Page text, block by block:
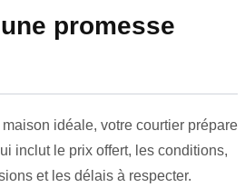
promesse
idéale, votre courtier prépare
inclut le prix offert, les conditions,
et les délais à respecter.